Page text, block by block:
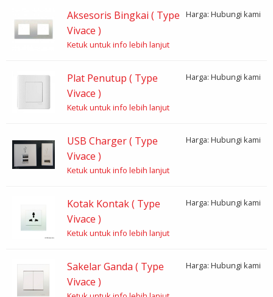
Aksesoris Bingkai ( Type
Vivace )
Harga: Hubungi kami
Ketuk untuk info lebih lanjut
Plat Penutup ( Type
Vivace )
Harga: Hubungi kami
Ketuk untuk info lebih lanjut
USB Charger ( Type
Vivace )
Harga: Hubungi kami
Ketuk untuk info lebih lanjut
Kotak Kontak ( Type
Vivace )
Harga: Hubungi kami
Ketuk untuk info lebih lanjut
Sakelar Ganda ( Type
Vivace )
Harga: Hubungi kami